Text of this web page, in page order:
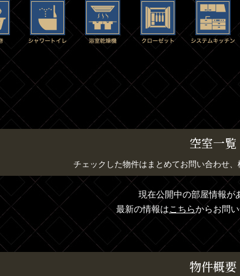
空室一覧
チェックした物件はまとめてお問い合わせ
現在公開中の部屋情報が
最新の情報はこちらからお問い
物件概要